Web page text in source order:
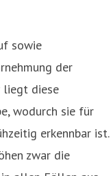
sowie
der
liegt diese
wodurch sie für
erkennbar ist.
zwar die